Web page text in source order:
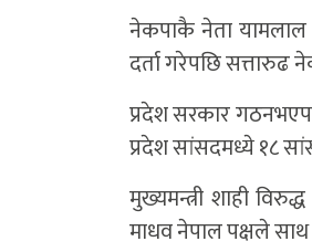
नेकपाकै नेता यामलाल
दर्ता गरेपछि सत्तारुढ
प्रदेश सरकार
प्रदेश सांसदमध्ये १८
मुख्यमन्त्री शाही
माधव नेपाल पक्षले